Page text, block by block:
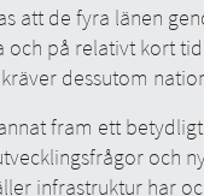
att de fyra länen
på relativt kort
dessutom
fram ett
och
infrastruktur har